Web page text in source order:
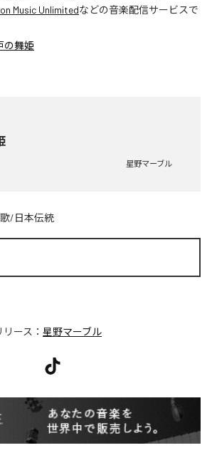
Music Unlimitedなどの音楽配信サービスで
の舞姫
星野マーブル
/日本伝統
ース： 星野マーブル